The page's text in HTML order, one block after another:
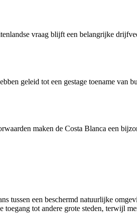
vraag blijft een belangrijke
geleid tot een gestage toename van
maken de Costa Blanca een
tussen een beschermd natuurlijke
tot andere grote steden, terwijl